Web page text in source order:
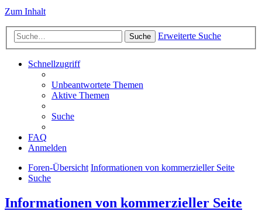
Zum Inhalt
Suche Erweiterte Suche
Schnellzugriff
Unbeantwortete Themen
Aktive Themen
Suche
FAQ
Anmelden
Foren-Übersicht Informationen von kommerzieller Seite
Suche
Informationen von kommerzieller Seite